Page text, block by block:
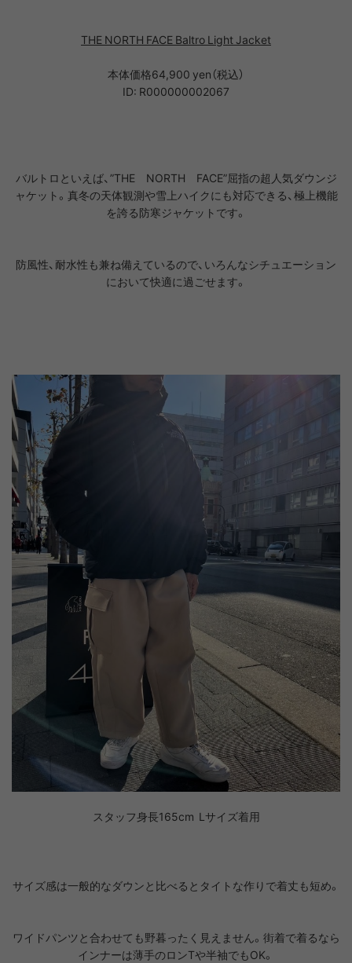
THE NORTH FACE Baltro Light Jacket
本体価格64,900 yen（税込）
ID: R000000002067
バルトロといえば、”THE NORTH FACE”屈指の超人気ダウンジ
ャケット。真冬の天体観測や雪上ハイクにも対応できる、極上機能
を誇る防寒ジャケットです。
防風性、耐水性も兼ね備えているので、いろんなシチュエーション
において快適に過ごせます。
スタッフ身長165cm Lサイズ着用
サイズ感は一般的なダウンと比べるとタイトな作りで着丈も短め。
ワイドパンツと合わせても野暮ったく見えません。街着で着るなら
インナーは薄手のロンTや半袖でもOK。